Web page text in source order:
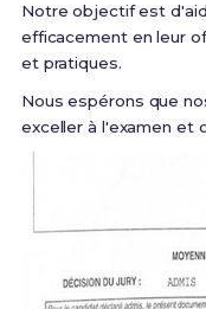
Notre objectif est
efficacement en leur
et pratiques.
Nous espérons que
exceller à l'examen et